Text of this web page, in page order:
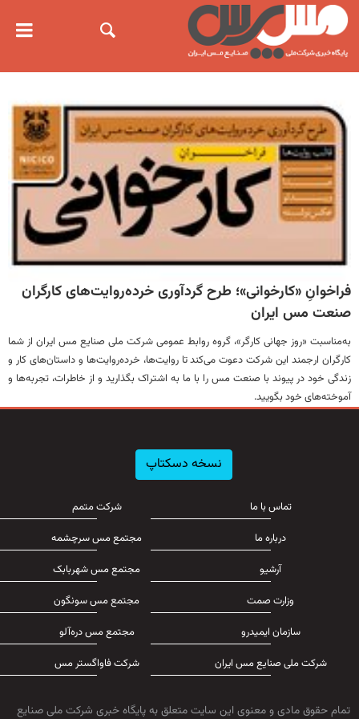
فراخوانِ «کارخوانی»؛ طرح گردآوری خرده‌روایت‌های کارگران
صنعت مس ایران
به‌مناسبت «روز جهانی کارگر»، گروه روابط عمومی شرکت ملی صنایع مس ایران از شما
کارگران ارجمند این شرکت دعوت می‌کند تا روایت‌ها، خرده‌روایت‌ها و داستان‌های کار و
زندگی خود در پیوند با صنعت مس را با ما به اشتراک بگذارید و از خاطرات، تجربه‌ها و
آموخته‌های خود بگویید.
نسخه دسکتاپ
تماس با ما
درباره ما
آرشیو
وزارت صمت
سازمان ایمیدرو
شرکت ملی صنایع مس ایران
شرکت متمم
مجتمع مس سرچشمه
مجتمع مس شهربابک
مجتمع مس سونگون
مجتمع مس دره‌آلو
شرکت فاواگستر مس
تمام حقوق مادی و معنوی این سایت متعلق به پایگاه خبری شرکت ملی صنایع